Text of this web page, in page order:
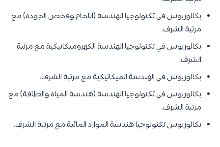
بكالوريوس في تكنولوجيا الهندسة (اللحام وفحص الجودة) مع
مرتبة الشرف.
بكالوريوس في تكنولوجيا الهندسة الكهروميكانيكية مع مرتبة
الشرف.
بكالوريوس في الهندسة الميكانيكية مع مرتبة الشرف.
بكالوريوس في تكنولوجيا الهندسة (هندسة المياه والطاقة) مع
مرتبة الشرف.
بكالوريوس تكنولوجيا هندسة الموارد المائية مع مرتبة الشرف.